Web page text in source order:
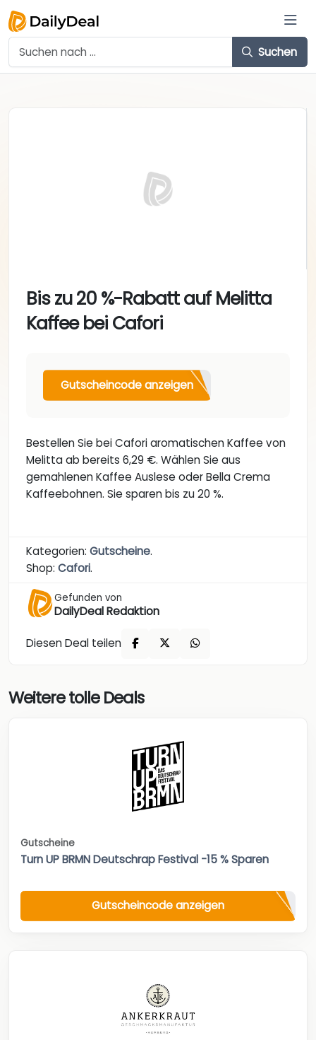
Suchen
Bis zu 20 %-Rabatt auf Melitta
Kaffee bei Cafori
Gutscheincode anzeigen
Bestellen Sie bei Cafori aromatischen Kaffee von
Melitta ab bereits 6,29 €. Wählen Sie aus
gemahlenen Kaffee Auslese oder Bella Crema
Kaffeebohnen. Sie sparen bis zu 20 %.
Kategorien: Gutscheine.
Shop: Cafori.
Gefunden von
DailyDeal Redaktion
Diesen Deal teilen
Weitere tolle Deals
Gutscheine
Turn UP BRMN Deutschrap Festival -15 % Sparen
Gutscheincode anzeigen